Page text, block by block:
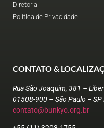
Diretoria
Política de Privacidade
CONTATO &
Rua São Joaquim, 381 –
01508-900 – São Paulo – SP
contato@bunkyo.org.br